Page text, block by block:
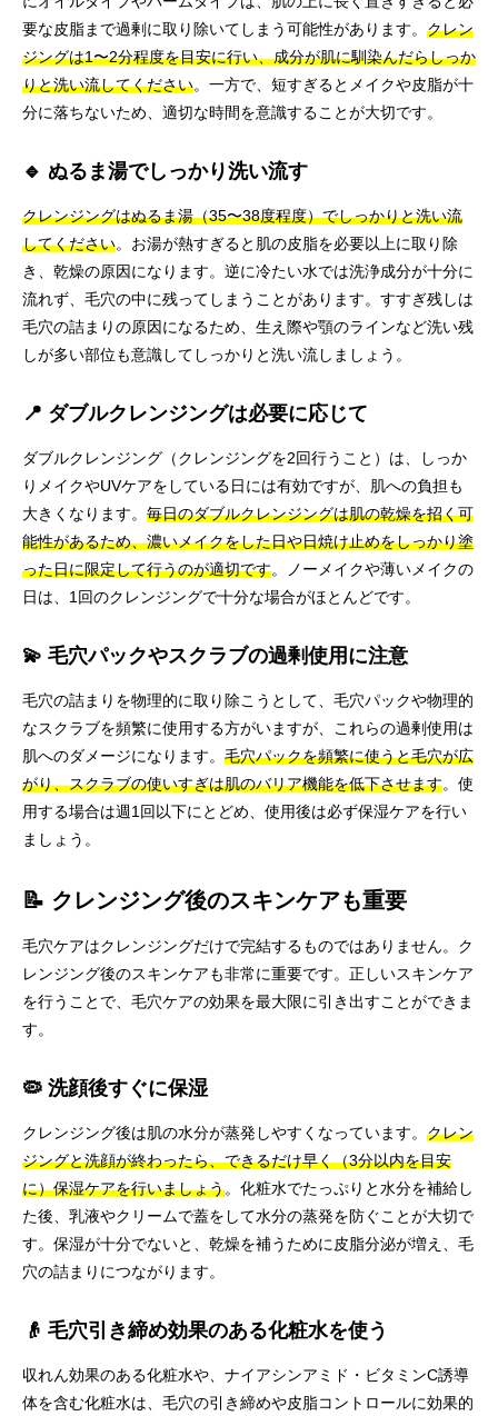
要な皮脂まで過剰に取り除いてしまう可能性があります。 クレン
ジングは1〜2分程度を目安に行い、成分が肌に馴染んだらしっか
りと洗い流してください。一方で、短すぎるとメイクや皮脂が十
分に落ちないため、適切な時間を意識することが大切です。
🔹 ぬるま湯でしっかり洗い流す
クレンジングはぬるま湯（35〜38度程度）でしっかりと洗い流
してください。お湯が熱すぎると肌の皮脂を必要以上に取り除
き、乾燥の原因になります。逆に冷たい水では洗浄成分が十分に
流れず、毛穴の中に残ってしまうことがあります。すすぎ残しは
毛穴の詰まりの原因になるため、生え際や顎のラインなど洗い残
しが多い部位も意識してしっかりと洗い流しましょう。
📍 ダブルクレンジングは必要に応じて
ダブルクレンジング（クレンジングを2回行うこと）は、しっか
りメイクやUVケアをしている日には有効ですが、肌への負担も
大きくなります。 毎日のダブルクレンジングは肌の乾燥を招く可
能性があるため、濃いメイクをした日や日焼け止めをしっかり塗
った日に限定して行うのが適切です。ノーメイクや薄いメイクの
日は、1回のクレンジングで十分な場合がほとんどです。
💫 毛穴パックやスクラブの過剰使用に注意
毛穴の詰まりを物理的に取り除こうとして、毛穴パックや物理的
なスクラブを頻繁に使用する方がいますが、これらの過剰使用は
肌へのダメージになります。 毛穴パックを頻繁に使うと毛穴が広
がり、スクラブの使いすぎは肌のバリア機能を低下させます。使
用する場合は週1回以下にとどめ、使用後は必ず保湿ケアを行い
ましょう。
📝 クレンジング後のスキンケアも重要
毛穴ケアはクレンジングだけで完結するものではありません。ク
レンジング後のスキンケアも非常に重要です。正しいスキンケア
を行うことで、毛穴ケアの効果を最大限に引き出すことができま
す。
🦠 洗顔後すぐに保湿
クレンジング後は肌の水分が蒸発しやすくなっています。 クレン
ジングと洗顔が終わったら、できるだけ早く（3分以内を目安
に）保湿ケアを行いましょう。化粧水でたっぷりと水分を補給し
た後、乳液やクリームで蓋をして水分の蒸発を防ぐことが大切で
す。保湿が十分でないと、乾燥を補うために皮脂分泌が増え、毛
穴の詰まりにつながります。
👴 毛穴引き締め効果のある化粧水を使う
収れん効果のある化粧水や、ナイアシンアミド・ビタミンC誘導
体を含む化粧水は、毛穴の引き締めや皮脂コントロールに効果的